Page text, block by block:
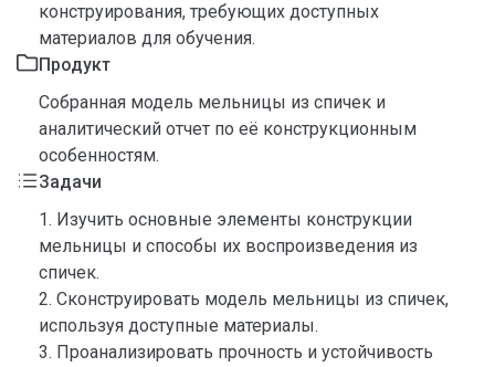
конструирования, требующих доступных
материалов для обучения.
Продукт
Собранная модель мельницы из спичек и
аналитический отчет по её конструкционным
особенностям.
Задачи
1. Изучить основные элементы конструкции
мельницы и способы их воспроизведения из
спичек.
2. Сконструировать модель мельницы из спичек,
используя доступные материалы.
3. Проанализировать прочность и устойчивость